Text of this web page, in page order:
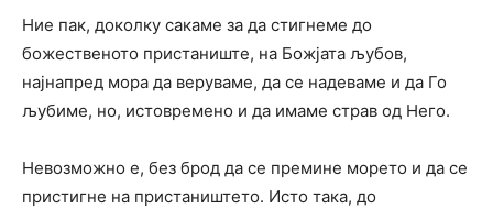
Ние пак, доколку сакаме за да стигнеме до
божественото пристаниште, на Божјата љубов,
најнапред мора да веруваме, да се надеваме и да Го
љубиме, но, истовремено и да имаме страв од Него.
Невозможно е, без брод да се премине морето и да се
пристигне на пристаништето. Исто така, до